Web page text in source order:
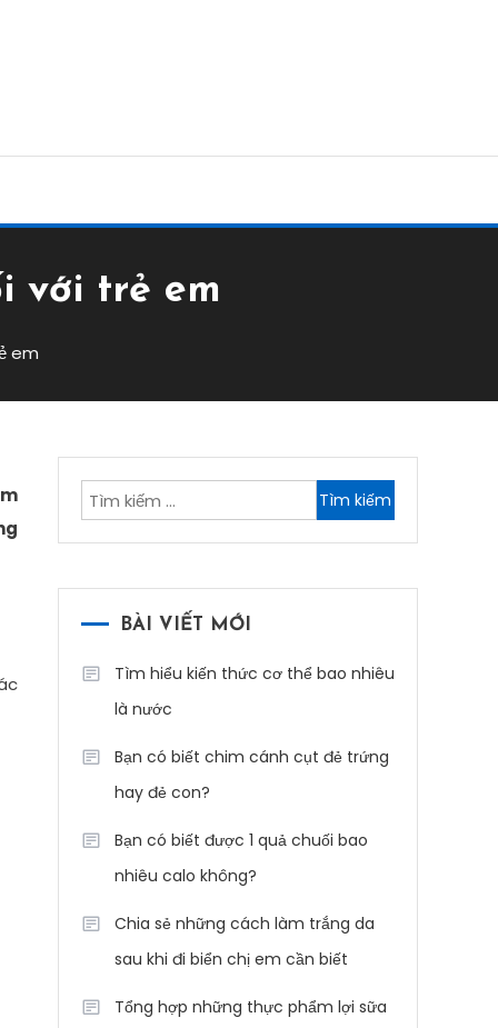
với trẻ em
em
Tìm
kiếm
BÀI VIẾT MỚI
Tìm hiểu kiến thức cơ thể bao nhiêu
là nước
Bạn có biết chim cánh cụt đẻ trứng
hay đẻ con?
Bạn có biết được 1 quả chuối bao
nhiêu calo không?
Chia sẻ những cách làm trắng da
sau khi đi biển chị em cần biết
Tổng hợp những thực phẩm lợi sữa